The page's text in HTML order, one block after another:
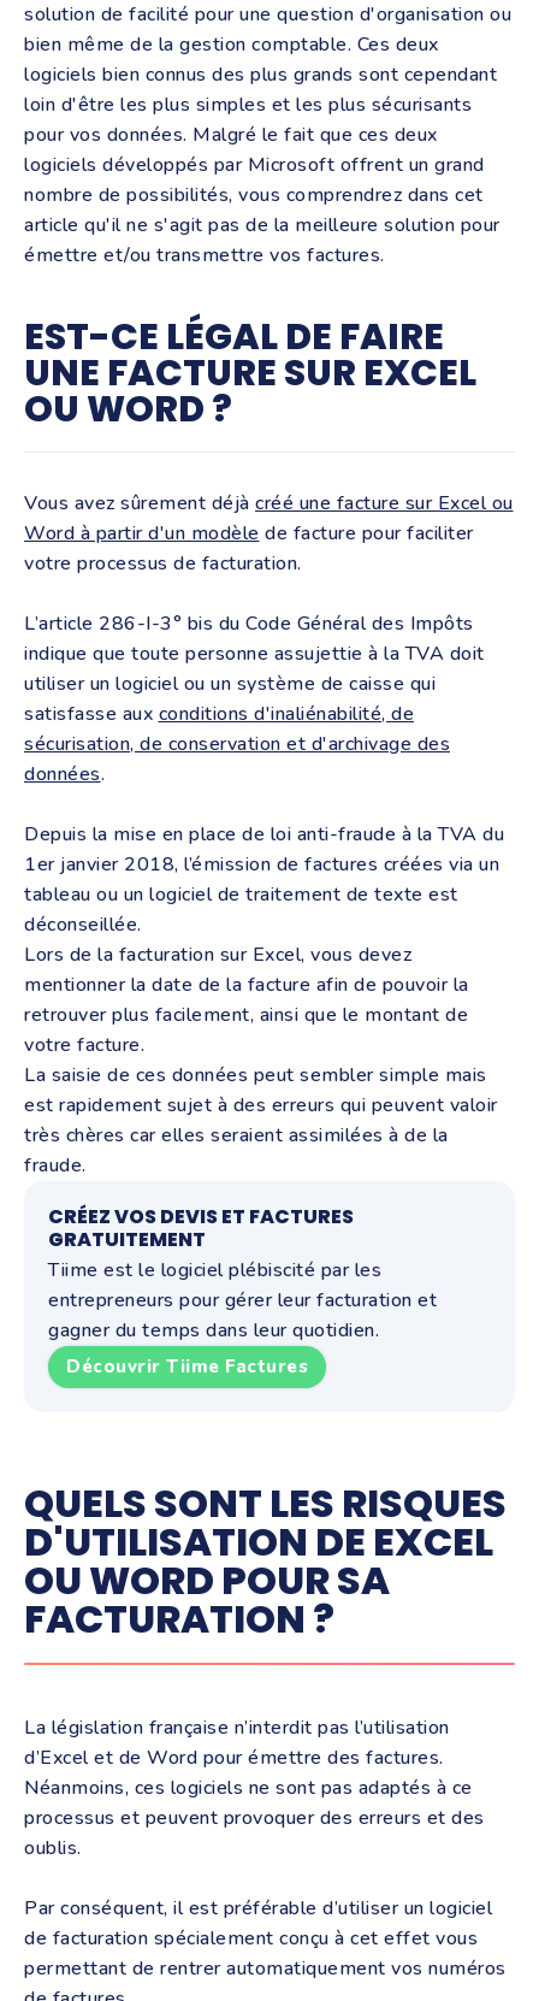
solution de facilité pour une question d'organisation ou
bien même de la gestion comptable. Ces deux
logiciels bien connus des plus grands sont cependant
loin d'être les plus simples et les plus sécurisants
pour vos données. Malgré le fait que ces deux
logiciels développés par Microsoft offrent un grand
nombre de possibilités, vous comprendrez dans cet
article qu'il ne s'agit pas de la meilleure solution pour
émettre et/ou transmettre vos factures.
EST-CE LÉGAL DE FAIRE
UNE FACTURE SUR EXCEL
OU WORD ?
Vous avez sûrement déjà créé une facture sur Excel ou
Word à partir d'un modèle de facture pour faciliter
votre processus de facturation.
L’article 286-I-3° bis du Code Général des Impôts
indique que toute personne assujettie à la TVA doit
utiliser un logiciel ou un système de caisse qui
satisfasse aux conditions d'inaliénabilité, de
sécurisation, de conservation et d'archivage des
données.
Depuis la mise en place de loi anti-fraude à la TVA du
1er janvier 2018, l’émission de factures créées via un
tableau ou un logiciel de traitement de texte est
déconseillée.
Lors de la facturation sur Excel, vous devez
mentionner la date de la facture afin de pouvoir la
retrouver plus facilement, ainsi que le montant de
votre facture.
La saisie de ces données peut sembler simple mais
est rapidement sujet à des erreurs qui peuvent valoir
très chères car elles seraient assimilées à de la
fraude.
CRÉEZ VOS DEVIS ET FACTURES
GRATUITEMENT
Tiime est le logiciel plébiscité par les
entrepreneurs pour gérer leur facturation et
gagner du temps dans leur quotidien.
Découvrir Tiime Factures
QUELS SONT LES RISQUES
D'UTILISATION DE EXCEL
OU WORD POUR SA
FACTURATION ?
La législation française n’interdit pas l’utilisation
d’Excel et de Word pour émettre des factures.
Néanmoins, ces logiciels ne sont pas adaptés à ce
processus et peuvent provoquer des erreurs et des
oublis.
Par conséquent, il est préférable d’utiliser un logiciel
de facturation spécialement conçu à cet effet vous
permettant de rentrer automatiquement vos numéros